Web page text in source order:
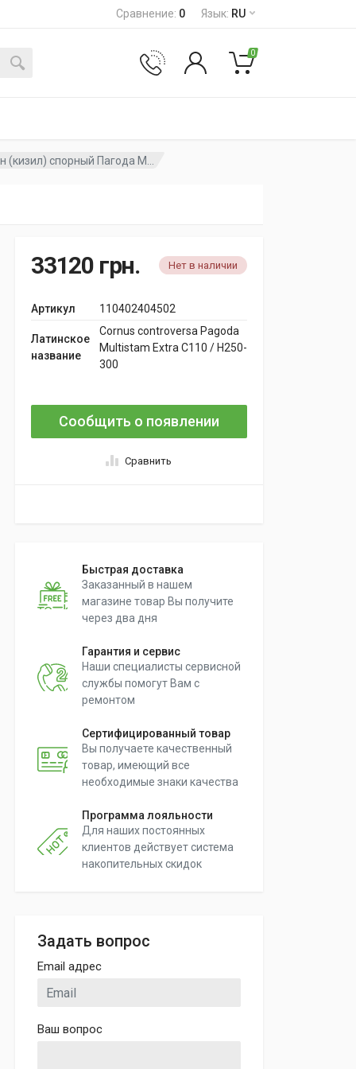
Сравнение: 0 Язык: RU
0
(кизил) спорный Пагода М...
33120 грн. Нет в наличии
Артикул 110402404502
Латинское
название
Cornus controversa Pagoda
Multistam Extra C110 / H250-
300
Сообщить о появлении
Сравнить
Быстрая доставка
Заказанный в нашем
магазине товар Вы получите
через два дня
Гарантия и сервис
Наши специалисты сервисной
службы помогут Вам с
ремонтом
Сертифицированный товар
Вы получаете качественный
товар, имеющий все
необходимые знаки качества
Программа лояльности
Для наших постоянных
клиентов действует система
накопительных скидок
Задать вопрос
Email адрес
Ваш вопрос